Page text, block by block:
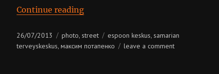
Continue reading“Максим Потапенко”
Posted
on
26/07/2013 Categories
photo, street Tags
espoon keskus, samarian
terveyskeskus,максим потапенко leave a commenton